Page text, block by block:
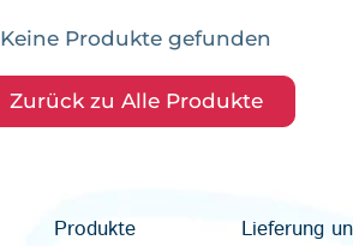
Keine Produkte gefunden
Zurück zu Alle Produkte
Produkte
Lieferung